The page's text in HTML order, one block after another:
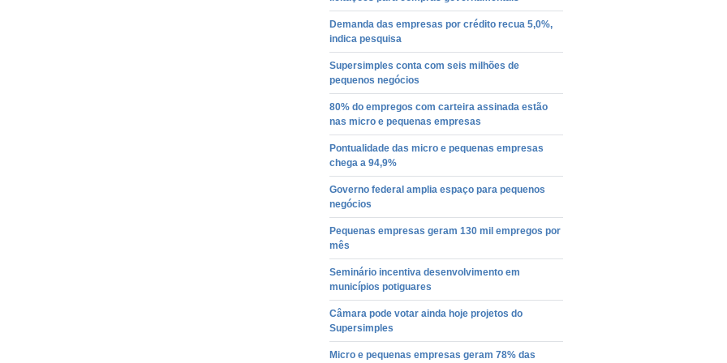
Demanda das empresas por crédito recua 5,0%,
indica pesquisa
Supersimples conta com seis milhões de
pequenos negócios
80% do empregos com carteira assinada estão
nas micro e pequenas empresas
Pontualidade das micro e pequenas empresas
chega a 94,9%
Governo federal amplia espaço para pequenos
negócios
Pequenas empresas geram 130 mil empregos por
mês
Seminário incentiva desenvolvimento em
municípios potiguares
Câmara pode votar ainda hoje projetos do
Supersimples
Micro e pequenas empresas geram 78% das